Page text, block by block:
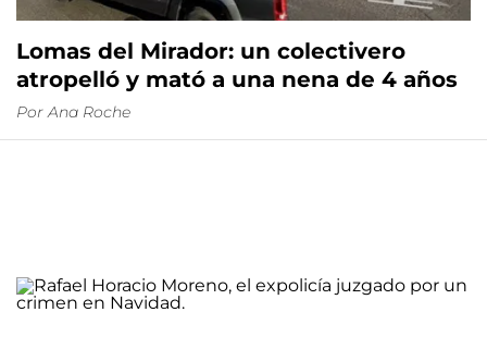
Lomas del Mirador: un colectivero
atropelló y mató a una nena de 4 años
Por Ana Roche